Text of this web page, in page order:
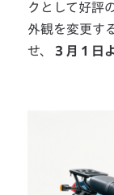
クとして好評
外観を変更す
せ、
３月１日